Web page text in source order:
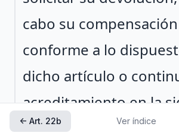
cabo su compensación
conforme a lo
dicho artículo o
acreditamiento en la
declaración de pago al
← Art. 22b Ver índice